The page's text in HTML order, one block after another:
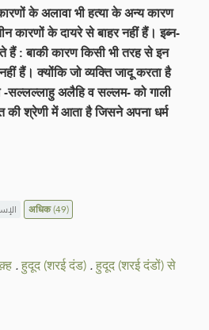
के अलावा भी हत्या के अन्य कारण
कारणों के दायरे से बाहर नहीं हैं। इब्न-
हैं : बाकी कारण किसी भी तरह से इन
हैं। क्योंकि जो व्यक्ति जादू करता है
अलैहि व सल्लम- को गाली
की श्रेणी में आता है जिसने अपना धर्म
अधिक(49)
.हुदूद (शरई दंड).हुदूद (शरई दंडों) से